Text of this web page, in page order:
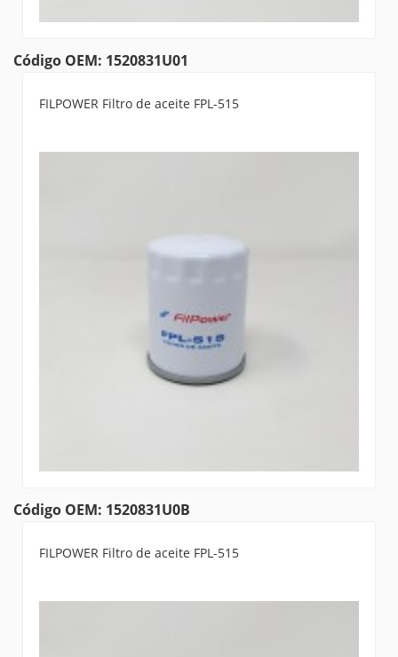
Código OEM: 1520831U01
FILPOWER Filtro de aceite FPL-515
Código OEM: 1520831U0B
FILPOWER Filtro de aceite FPL-515